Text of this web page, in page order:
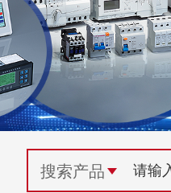
下载中心
视频中心
电气百科
常见问题
技术支持
常见问答